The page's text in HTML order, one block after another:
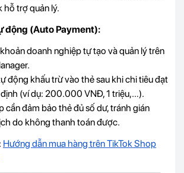
hỗ trợ quản lý.
động (Auto Payment):
doanh nghiệp tự tạo và quản lý trên
động khấu trừ vào thẻ sau khi chi tiêu đạt
(ví dụ: 200.000 VNĐ, 1 triệu,…).
cần đảm bảo thẻ đủ số dư, tránh gián
do không thanh toán được.
Hướng dẫn mua hàng trên TikTok Shop